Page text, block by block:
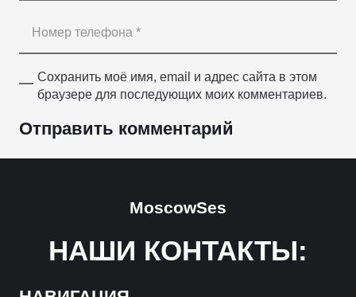
Сохранить моё имя, email и адрес сайта в этом
браузере для последующих моих комментариев.
Отправить комментарий
НАШИ КОНТАКТЫ:
MoscowSes